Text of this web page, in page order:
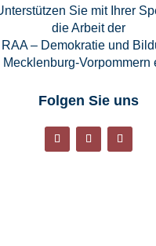
Sie mit Ihrer
die Arbeit der
RAA – Demokratie und
Mecklenburg-Vorpommern
Folgen Sie uns